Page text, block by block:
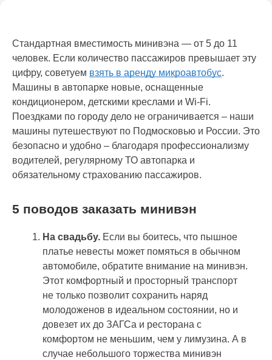
Стандартная вместимость минивэна — от 5 до 11
человек. Если количество пассажиров превышает эту
цифру, советуем взять в аренду микроавтобус.
Машины в автопарке новые, оснащенные
кондиционером, детскими креслами и Wi-Fi.
Поездками по городу дело не ограничивается – наши
машины путешествуют по Подмосковью и России. Это
безопасно и удобно – благодаря профессионализму
водителей, регулярному ТО автопарка и
обязательному страхованию пассажиров.
5 поводов заказать минивэн
На свадьбу. Если вы боитесь, что пышное
платье невесты может помяться в обычном
автомобиле, обратите внимание на минивэн.
Этот комфортный и просторный транспорт
не только позволит сохранить наряд
молодоженов в идеальном состоянии, но и
довезет их до ЗАГСа и ресторана с
комфортом не меньшим, чем у лимузина. А в
случае небольшого торжества минивэн